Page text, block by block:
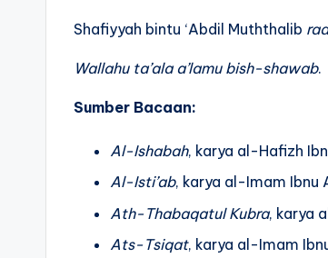
Shafiyyah bintu ‘Abdil Muththalib
Wallahu ta’ala a’lamu bish-shawab.
Sumber Bacaan:
Al-Ishabah, karya al-Hafizh
Al-Isti’ab, karya al-Imam Ibnu
Ath-Thabaqatul Kubra, karya
Ats-Tsiqat, karya al-Imam